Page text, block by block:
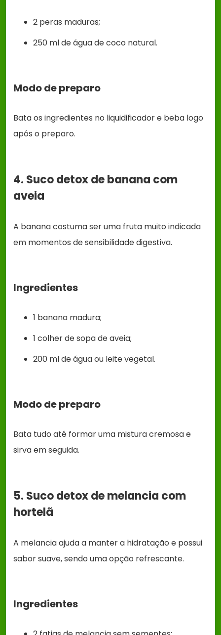
2 peras maduras;
250 ml de água de coco natural.
Modo de preparo
Bata os ingredientes no liquidificador e beba logo
após o preparo.
4. Suco detox de banana com
aveia
A banana costuma ser uma fruta muito indicada
em momentos de sensibilidade digestiva.
Ingredientes
1 banana madura;
1 colher de sopa de aveia;
200 ml de água ou leite vegetal.
Modo de preparo
Bata tudo até formar uma mistura cremosa e
sirva em seguida.
5. Suco detox de melancia com
hortelã
A melancia ajuda a manter a hidratação e possui
sabor suave, sendo uma opção refrescante.
Ingredientes